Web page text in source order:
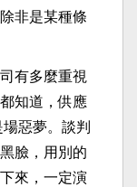
非是某種條
有多麼重視
知道，供應
惡夢。談判
臉，用別的
來，一定演